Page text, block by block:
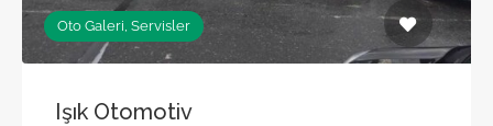
Oto Galeri, Servisler
Işık Otomotiv